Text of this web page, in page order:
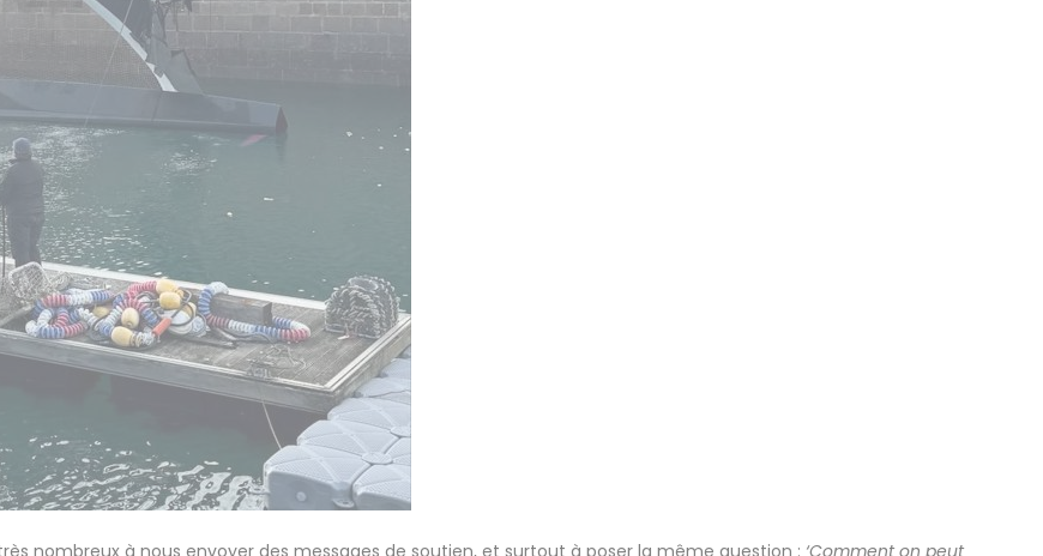
nombreux à nous envoyer des messages de soutien, et surtout à poser la même question : ‘Comment on peut